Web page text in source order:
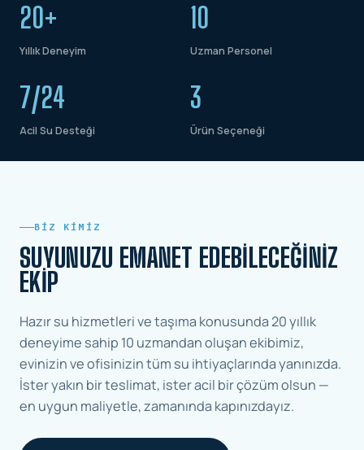
20+
Yıllık Deneyim
10
Uzman Personel
7/24
Acil Su Desteği
3
Ürün Seçeneği
BIZ KIMIZ
SUYUNUZU EMANET EDEBILECEĞINIZ
EKIP
Hazır su hizmetleri ve taşıma konusunda 20 yıllık
deneyime sahip 10 uzmandan oluşan ekibimiz,
evinizin ve ofisinizin tüm su ihtiyaçlarında yanınızda.
İster yakın bir teslimat, ister acil bir çözüm olsun —
en uygun maliyetle, zamanında kapınızdayız.